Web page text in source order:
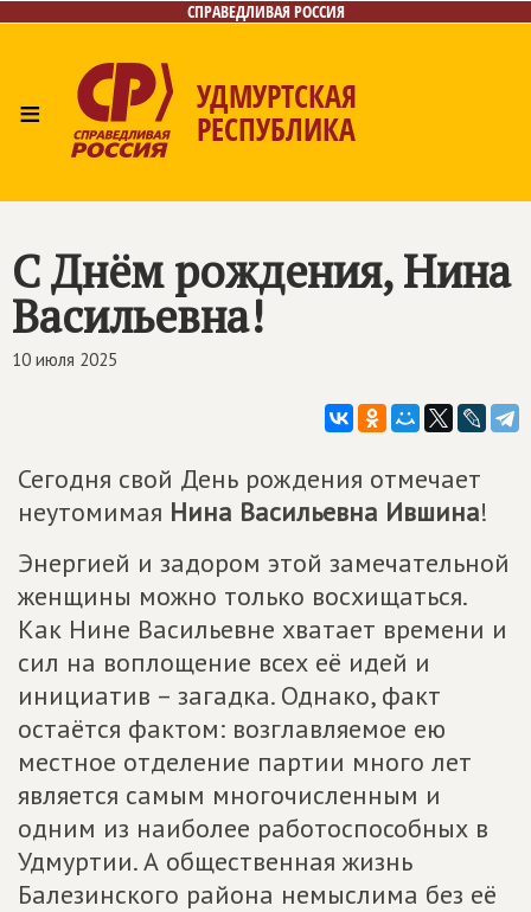
СПРАВЕДЛИВАЯ РОССИЯ
≡ УДМУРТСКАЯ
РЕСПУБЛИКА
С Днём рождения, Нина
Васильевна!
10 июля 2025
Сегодня свой День рождения отмечает
неутомимая Нина Васильевна Ившина!
Энергией и задором этой замечательной
женщины можно только восхищаться.
Как Нине Васильевне хватает времени и
сил на воплощение всех её идей и
инициатив – загадка. Однако, факт
остаётся фактом: возглавляемое ею
местное отделение партии много лет
является самым многочисленным и
одним из наиболее работоспособных в
Удмуртии. А общественная жизнь
Балезинского района немыслима без её